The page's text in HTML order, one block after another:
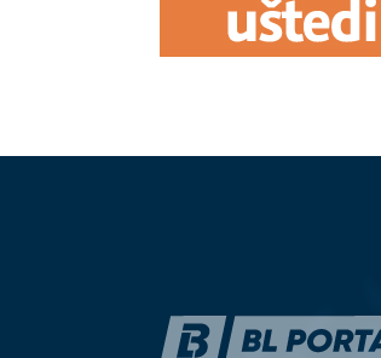
tačaka za Pojas Gaze